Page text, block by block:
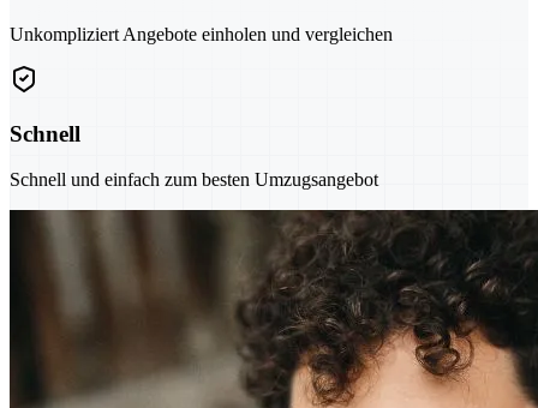
Unkompliziert Angebote einholen und vergleichen
Schnell
Schnell und einfach zum besten Umzugsangebot